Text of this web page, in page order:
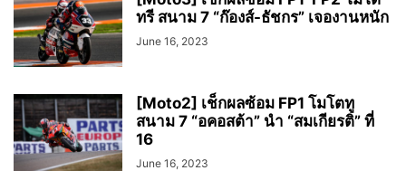
ทรี สนาม 7 “ก๊องส์-ธัชกร” เจองานหนัก
June 16, 2023
[Moto2] เช็กผลซ้อม FP1 โมโตทู
สนาม 7 “อคอสต้า” นำ “สมเกียรติ” ที่
16
June 16, 2023